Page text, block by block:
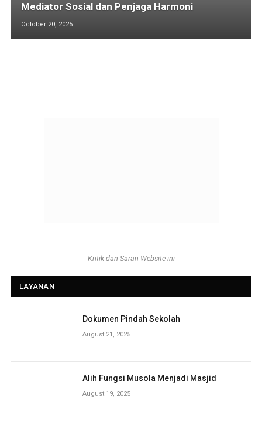
Mediator Sosial dan Penjaga Harmoni
October 20, 2025
Kritik dan Saran Website ini
LAYANAN
Dokumen Pindah Sekolah
August 21, 2025
Alih Fungsi Musola Menjadi Masjid
August 19, 2025